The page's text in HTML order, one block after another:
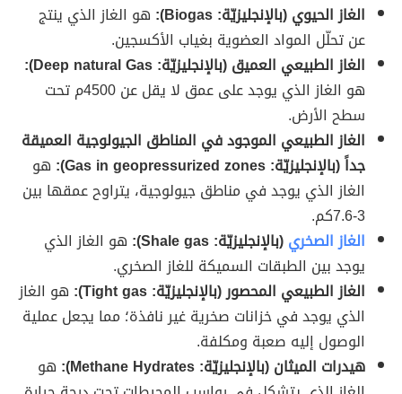
الغاز الحيوي (بالإنجليزيّة: Biogas):
هو الغاز الذي ينتج
عن تحلّل المواد العضوية بغياب الأكسجين.
الغاز الطبيعي العميق (بالإنجليزيّة: Deep natural Gas):
هو الغاز الذي يوجد على عمق لا يقل عن 4500م تحت
سطح الأرض.
الغاز الطبيعي الموجود في المناطق الجيولوجية العميقة
جداً (بالإنجليزيّة: Gas in geopressurized zones):
هو
الغاز الذي يوجد في مناطق جيولوجية، يتراوح عمقها بين
3-7.6كم.
الغاز الصخري(بالإنجليزيّة: Shale gas):
هو الغاز الذي
يوجد بين الطبقات السميكة للغاز الصخري.
الغاز الطبيعي المحصور (بالإنجليزيّة: Tight gas):
هو الغاز
الذي يوجد في خزانات صخرية غير نافذة؛ مما يجعل عملية
الوصول إليه صعبة ومكلفة.
هيدرات الميثان (بالإنجليزيّة: Methane Hydrates):
هو